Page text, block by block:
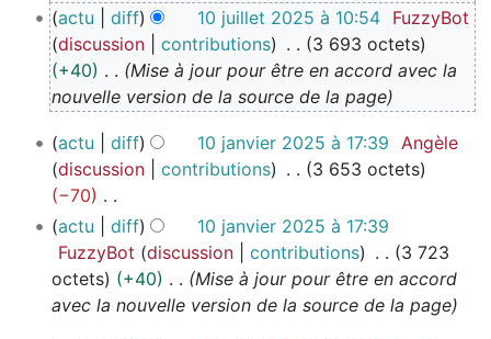
A
u
c
u
n
r
é
s
u
m
é
d
actu diff 10 juillet 2025 à 10:54
FuzzyBot
discussion
contributions
3 693 octets
+40
Mise à jour pour être en accord avec la
nouvelle version de la source de la page
actu diff 10 janvier 2025 à 17:39 Angèle
discussion
contributions
3 653 octets
−70
A
u
c
u
actu diff
10 janvier 2025 à 17:39
FuzzyBot discussion contributions
3 723
octets
+40
Mise à jour pour être en accord
avec la nouvelle version de la source de la page